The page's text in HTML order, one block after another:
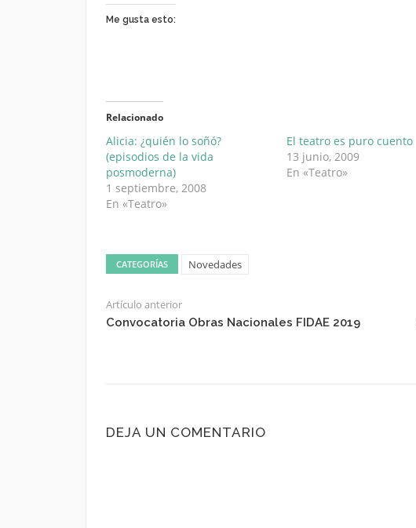
Me gusta esto:
Relacionado
Alicia: ¿quién lo soñó?
(episodios de la vida
posmoderna)
1 septiembre, 2008
En «Teatro»
El teatro es puro cuento
13 junio, 2009
En «Teatro»
CATEGORÍAS Novedades
Artículo anterior
Convocatoria Obras Nacionales FIDAE 2019
DEJA UN COMENTARIO